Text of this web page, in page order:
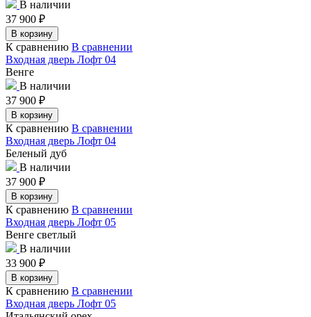
В наличии
37 900 ₽
В корзину
К сравнению В сравнении
Входная дверь Лофт 04
Венге
В наличии
37 900 ₽
В корзину
К сравнению В сравнении
Входная дверь Лофт 04
Беленый дуб
В наличии
37 900 ₽
В корзину
К сравнению В сравнении
Входная дверь Лофт 05
Венге светлый
В наличии
33 900 ₽
В корзину
К сравнению В сравнении
Входная дверь Лофт 05